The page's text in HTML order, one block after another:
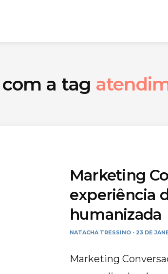
a tag
Marketing
experiência
humanizada
NATACHA TRESSINO - 23 DE
Marketing